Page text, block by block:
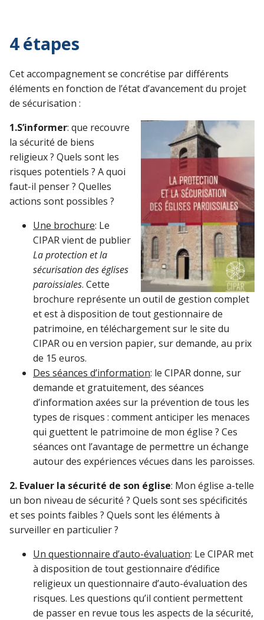
4 étapes
Cet accompagnement se concrétise par différents
éléments en fonction de l’état d’avancement du projet
de sécurisation :
1.S’informer: que recouvre
la sécurité de biens
religieux ? Quels sont les
risques potentiels ? A quoi
faut-il penser ? Quelles
actions sont possibles ?
Une brochure: Le
CIPAR vient de publier
La protection et la
sécurisation des églises
paroissiales. Cette
brochure représente un outil de gestion complet
et est à disposition de tout gestionnaire de
patrimoine, en téléchargement sur le site du
CIPAR ou en version papier, sur demande, au prix
de 15 euros.
Des séances d’information: le CIPAR donne, sur
demande et gratuitement, des séances
d’information axées sur la prévention de tous les
types de risques : comment anticiper les menaces
qui guettent le patrimoine de mon église ? Ces
séances ont l’avantage de permettre un échange
autour des expériences vécues dans les paroisses.
2. Evaluer la sécurité de son église: Mon église a-telle
un bon niveau de sécurité ? Quels sont ses spécificités
et ses points faibles ? Quels sont les éléments à
surveiller en particulier ?
Un questionnaire d’auto-évaluation: Le CIPAR met
à disposition de tout gestionnaire d’édifice
religieux un questionnaire d’auto-évaluation des
risques. Les questions qu’il contient permettent
de passer en revue tous les aspects de la sécurité,